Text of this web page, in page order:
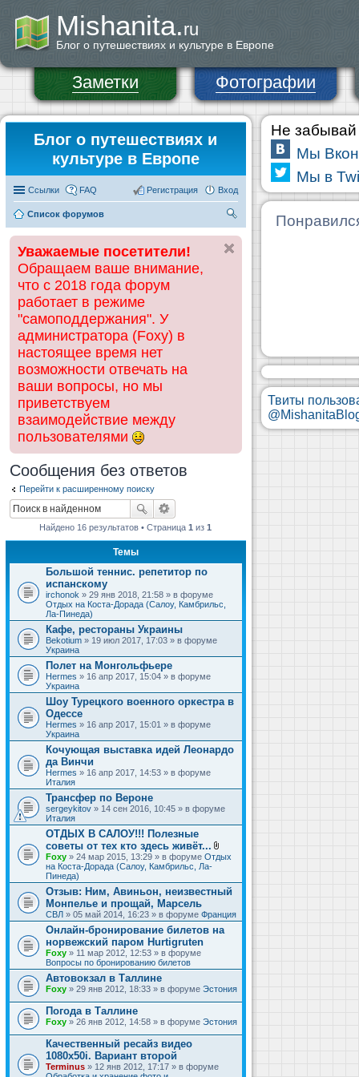
Mishanita.ru
Блог о путешествиях и культуре в Европе
Заметки Фотографии
Блог о путешествиях и
культуре в Европе
Ссылки FAQ Вход
Регистрация
Список форумов
ск
Уважаемые посетители!
Обращаем ваше внимание,
что с 2018 года форум
работает в режиме
"самоподдержания". У
администратора (Foxy) в
настоящее время нет
возможности отвечать на
ваши вопросы, но мы
приветствуем
взаимодействие между
пользователями
Сообщения без ответов
Перейти к расширенному поиску
Найдено 16 результатов • Страница1 из1
Темы
Большой теннис. репетитор по
испанскому
irchonok » 29 янв 2018, 21:58 » в форуме
Отдых на Коста-Дорада (Салоу, Камбрильс,
Ла-Пинеда)
Кафе, рестораны Украины
Bekotium » 19 июл 2017, 17:03 » в форуме
Украина
Полет на Монгольфьере
Hermes » 16 апр 2017, 15:04 » в форуме
Украина
Шоу Турецкого военного оркестра в
Одессе
Hermes » 16 апр 2017, 15:01 » в форуме
Украина
Кочующая выставка идей Леонардо
да Винчи
Hermes » 16 апр 2017, 14:53 » в форуме
Италия
Трансфер по Вероне
sergeykitov » 14 сен 2016, 10:45 » в форуме
Италия
ОТДЫХ В САЛОУ!!! Полезные
советы от тех кто здесь живёт...
В
л
ж
е
и
я
Foxy » 24 мар 2015, 13:29 » в форуме Отдых
на Коста-Дорада (Салоу, Камбрильс, Ла-
Пинеда)
Отзыв: Ним, Авиньон, неизвестный
Монпелье и прощай, Марсель
СВЛ » 05 май 2014, 16:23 » в форуме Франция
Онлайн-бронирование билетов на
норвежский паром Hurtigruten
Foxy » 11 мар 2012, 12:53 » в форуме
Вопросы по бронированию билетов
Автовокзал в Таллине
Foxy » 29 янв 2012, 18:33 » в форуме Эстония
Погода в Таллине
Foxy » 26 янв 2012, 14:58 » в форуме Эстония
Качественный ресайз видео
1080x50i. Вариант второй
Terminus » 12 янв 2012, 17:17 » в форуме
Не забывай
Мы
Мы в
Твиты